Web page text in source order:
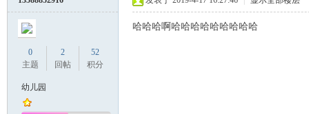
0
主题
2
回帖
52
积分
幼儿园
哈哈哈啊哈哈哈哈哈哈哈哈哈